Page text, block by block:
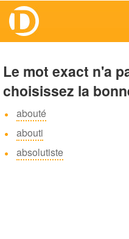
Le mot exact n'a
choisissez la
abouté
abouti
absolutiste